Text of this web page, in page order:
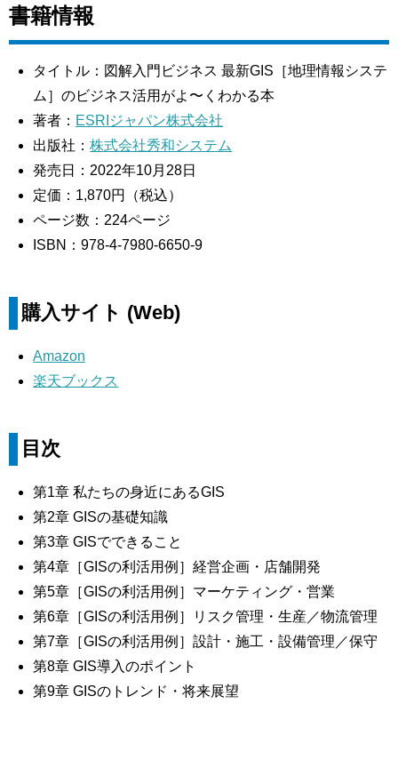
書籍情報
タイトル：図解⼊⾨ビジネス 最新GIS［地理情報システ
ム］のビジネス活⽤がよ〜くわかる本
著者： ESRIジャパン株式会社
出版社：株式会社秀和システム
発売日：2022年10月28日
定価：1,870円（税込）
ページ数：224ページ
ISBN：978-4-7980-6650-9
購入サイト (Web)
Amazon
楽天ブックス
目次
第1章 私たちの身近にあるGIS
第2章 GISの基礎知識
第3章 GISでできること
第4章［GISの利活用例］経営企画・店舗開発
第5章［GISの利活用例］マーケティング・営業
第6章［GISの利活用例］リスク管理・生産／物流管理
第7章［GISの利活用例］設計・施工・設備管理／保守
第8章 GIS導入のポイント
第9章 GISのトレンド・将来展望